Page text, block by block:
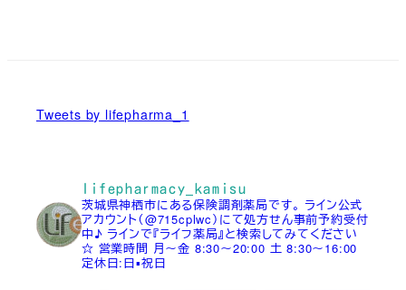
Tweets by lifepharma_1
lifepharmacy_kamisu
茨城県神栖市にある保険調剤薬局です。 ライン公式
アカウント（@715cplwc）にて処方せん事前予約受付
中♪ ラインで『ライフ薬局』と検索してみてください
☆ 営業時間 月～金 8:30～20:00 土 8:30～16:00
定休日:日▪祝日